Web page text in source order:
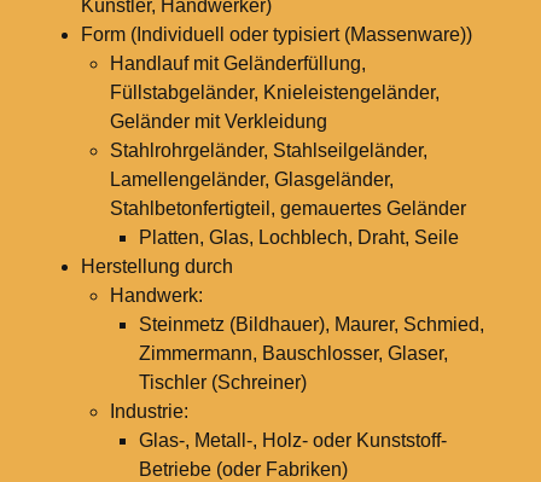
Künstler, Handwerker)
Form (Individuell oder typisiert (Massenware))
Handlauf mit Geländerfüllung,
Füllstabgeländer, Knieleistengeländer,
Geländer mit Verkleidung
Stahlrohrgeländer, Stahlseilgeländer,
Lamellengeländer, Glasgeländer,
Stahlbetonfertigteil, gemauertes Geländer
Platten, Glas, Lochblech, Draht, Seile
Herstellung durch
Handwerk:
Steinmetz (Bildhauer), Maurer, Schmied,
Zimmermann, Bauschlosser, Glaser,
Tischler (Schreiner)
Industrie:
Glas-, Metall-, Holz- oder Kunststoff-
Betriebe (oder Fabriken)